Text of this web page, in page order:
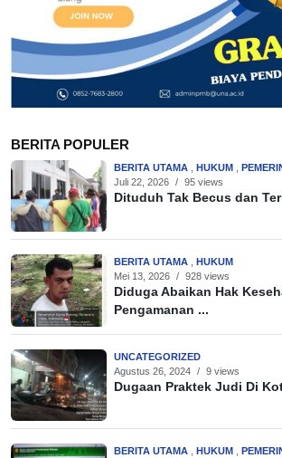
BERITA POPULER
BERITA UTAMA HUKUM
Juli 22, 2026 / 95 views
Dituduh Tak Becus dan
BERITA UTAMA
HUKUM
Mei 13, 2026 / 928 views
Diduga Abaikan Hak
Pengamanan ...
UNCATEGORIZED
Agustus 26, 2024 / 9 views
Dugaan Praktek Judi Di
BERITA UTAMA HUKUM